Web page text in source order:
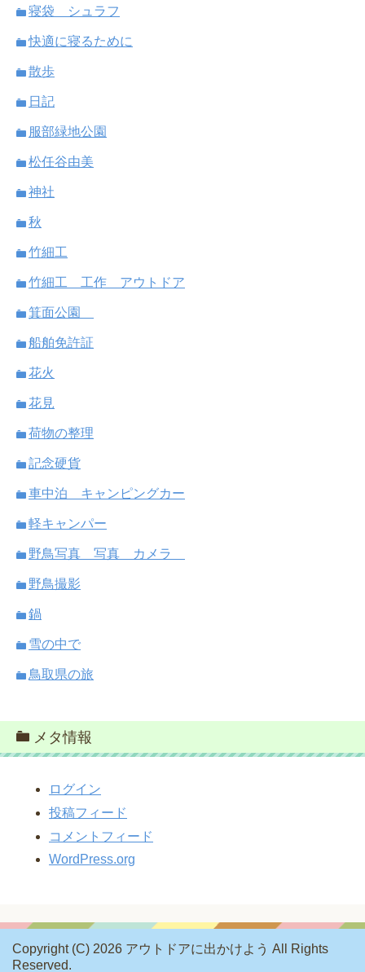
寝袋 シュラフ
快適に寝るために
散歩
日記
服部緑地公園
松任谷由美
神社
秋
竹細工
竹細工 工作 アウトドア
箕面公園
船舶免許証
花火
花見
荷物の整理
記念硬貨
車中泊 キャンピングカー
軽キャンパー
野鳥写真 写真 カメラ
野鳥撮影
鍋
雪の中で
鳥取県の旅
メタ情報
ログイン
投稿フィード
コメントフィード
WordPress.org
Copyright (C) 2026 アウトドアに出かけよう All Rights
Reserved.